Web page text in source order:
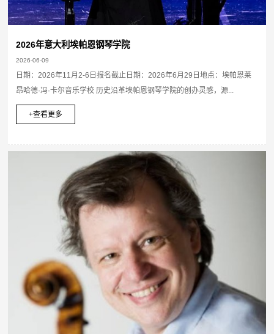
2026年意大利埃帕恩钢琴学院
2026-06-09
日期：2026年11月2-6日报名截止日期：2026年6月29日地点：埃帕恩莱
昂哈德·冯·卡尔音乐学校 历史沿革埃帕恩钢琴学院的创办灵感，源...
+查看更多